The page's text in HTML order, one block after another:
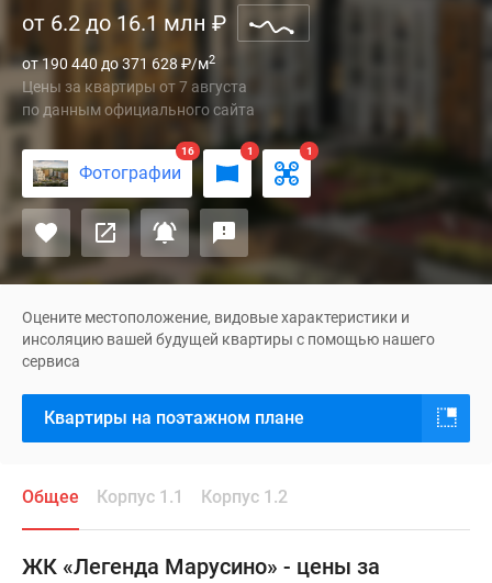
Специальные
Коммерческие
помещения
Продавцы
застройщики
Панорамы
новостроек
Видеообзор
новостроек
Экспертиза
новостроек
Экология
Москвы
Подмосковья
комнатные
комнатные
езды
центра
Москвы
возводится
новый
жилой
комплекс
«Легенда
Марусино».
Квартал
комфорт-
класса
расположится
в
Люберецком
городском
неподалеку
от
«Некрасовка»
от 6.2 до 16.1 млн ₽
от 190 440 до 371 628 ₽/м2
Цены за квартиры от7 августа
по данным официального сайта
Фотографии
16 1 1
Оцените местоположение, видовые характеристики и
инсоляцию вашей будущей квартиры с помощью нашего
сервиса
Квартиры на поэтажном плане
Общее Корпус 1.1 Корпус 1.2
ЖК «Легенда Марусино» - цены за